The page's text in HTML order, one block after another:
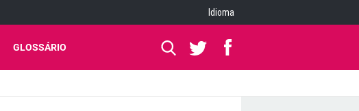
Idioma
GLOSSÁRIO